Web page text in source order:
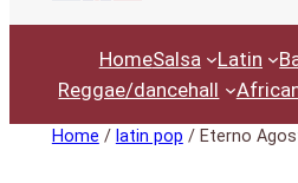
HomeSalsa Latin
Reggae/dancehall
Home / latin pop / Eterno